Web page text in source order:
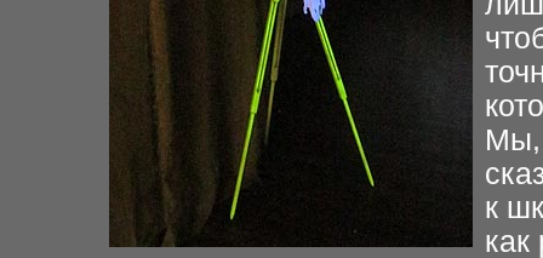
Мы,
к